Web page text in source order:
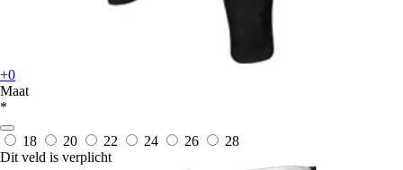
+0
Maat
*
18 20 22 24 26
28
Dit veld is verplicht